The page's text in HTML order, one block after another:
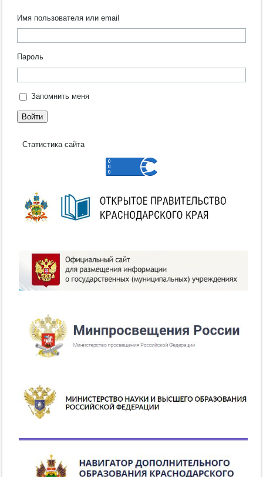
Имя пользователя или email
Пароль
Запомнить меня
Войти
Статистика сайта